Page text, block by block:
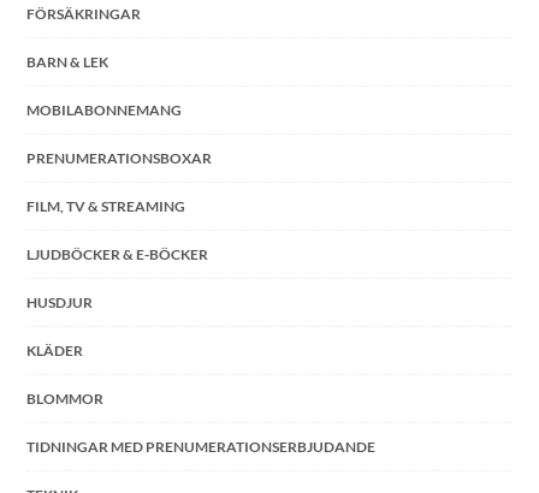
FÖRSÄKRINGAR
BARN & LEK
MOBILABONNEMANG
PRENUMERATIONSBOXAR
FILM, TV & STREAMING
LJUDBÖCKER & E-BÖCKER
HUSDJUR
KLÄDER
BLOMMOR
TIDNINGAR MED PRENUMERATIONSERBJUDANDE